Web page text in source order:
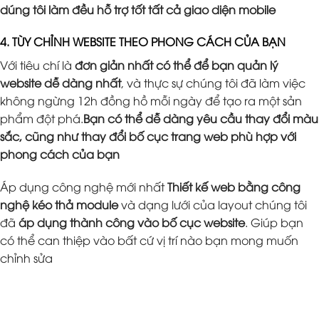
dúng tôi làm đều hỗ trợ tốt tất cả giao diện mobile
4. TÙY CHỈNH WEBSITE THEO PHONG CÁCH CỦA BẠN
Với tiêu chí là đơn giản nhất có thể để bạn quản lý
website dễ dàng nhất, và thực sự chúng tôi đã làm việc
không ngừng 12h đồng hồ mỗi ngày để tạo ra một sản
phẩm đột phá.Bạn có thể dễ dàng yêu cầu thay đổi màu
sắc, cũng như thay đổi bố cục trang web phù hợp với
phong cách của bạn
Áp dụng công nghệ mới nhấtThiết kế web bằng công
nghệ kéo thả modulevà dạng lưới của layout chúng tôi
đã áp dụng thành công vào bố cục website. Giúp bạn
có thể can thiệp vào bất cứ vị trí nào bạn mong muốn
chỉnh sửa